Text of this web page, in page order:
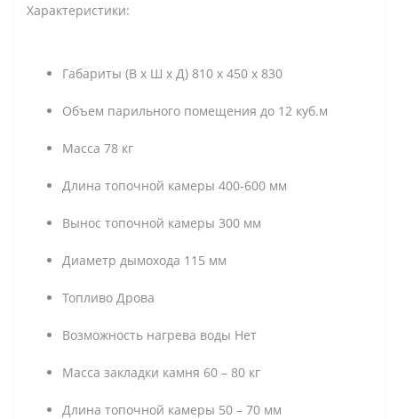
Характеристики:
Габариты (В х Ш х Д) 810 х 450 х 830
Объем парильного помещения до 12 куб.м
Масса 78 кг
Длина топочной камеры 400-600 мм
Вынос топочной камеры 300 мм
Диаметр дымохода 115 мм
Топливо Дрова
Возможность нагрева воды Нет
Масса закладки камня 60 – 80 кг
Длина топочной камеры 50 – 70 мм